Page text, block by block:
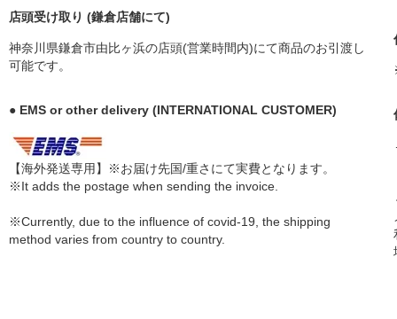
店頭受け取り (鎌倉店舗にて)
神奈川県鎌倉市由比ヶ浜の店頭(営業時間内)にて商品のお引渡し
可能です。
● EMS or other delivery (INTERNATIONAL CUSTOMER)
【海外発送専用】※お届け先国/重さにて実費となります。
※It adds the postage when sending the invoice.
※Currently, due to the influence of covid-19, the shipping
method varies from country to country.